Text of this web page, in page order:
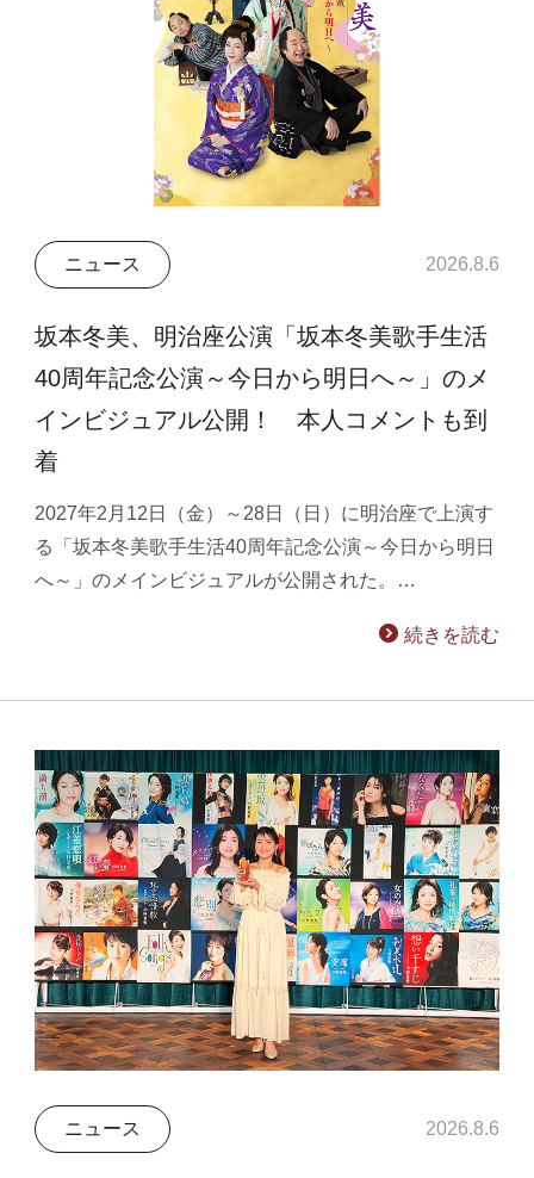
ニュース 2026.8.6
坂本冬美、明治座公演「坂本冬美歌手生活
40周年記念公演～今日から明日へ～」のメ
インビジュアル公開！ 本人コメントも到
着
2027年2月12日（金）～28日（日）に明治座で上演す
る「坂本冬美歌手生活40周年記念公演～今日から明日
へ～」のメインビジュアルが公開された。…
続きを読む
ニュース 2026.8.6